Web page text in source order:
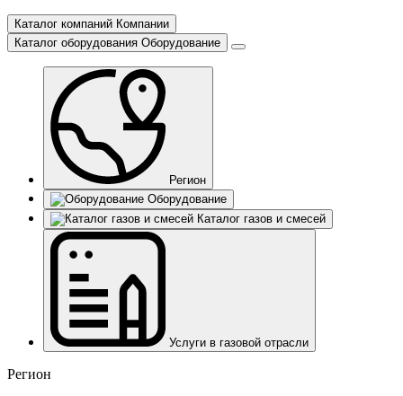
Каталог компаний Компании
Каталог оборудования Оборудование
Регион
Оборудование
Каталог газов и смесей
Услуги в газовой отрасли
Регион